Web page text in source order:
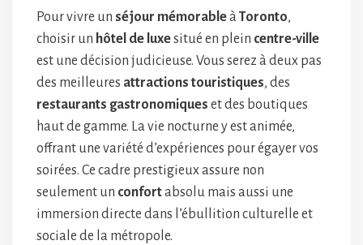
Pour vivre un séjour mémorableàToronto,
choisir un hôtel de luxesitué en plein centre-ville
est une décision judicieuse. Vous serez à deux pas
des meilleures attractions touristiques, des
restaurants gastronomiques et des boutiques
haut de gamme. La vie nocturne y est animée,
offrant une variété d’expériences pour égayer vos
soirées. Ce cadre prestigieux assure non
seulement un confortabsolu mais aussi une
immersion directe dans l’ébullition culturelle et
sociale de la métropole.